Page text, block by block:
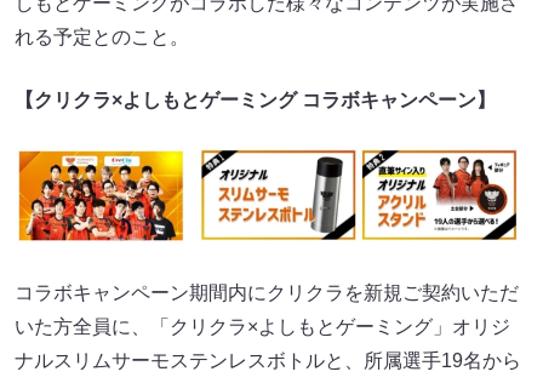
れる予定とのこと。
【クリクラ×よしもとゲーミング コラボキャンペーン】
コラボキャンペーン期間内にクリクラを新規ご契約いただ
いた方全員に、「クリクラ×よしもとゲーミング」オリジ
ナルスリムサーモステンレスボトルと、所属選手19名から